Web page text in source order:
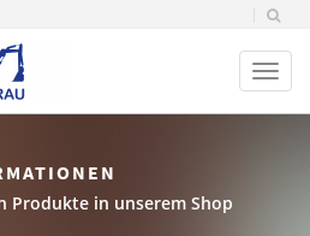
Produkte in unserem Shop